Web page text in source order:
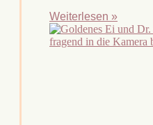
Weiterlesen »